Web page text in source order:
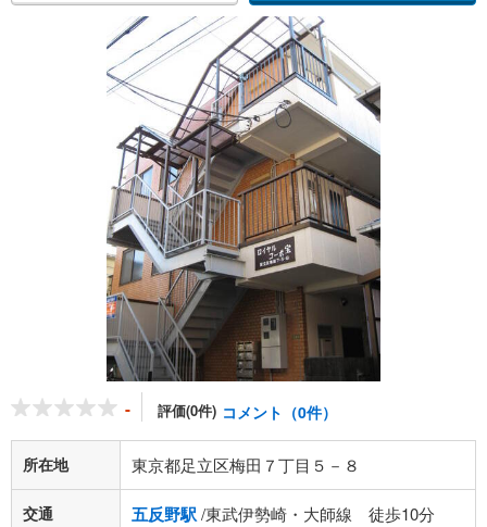
- 評価(0件) コメント（0件）
所在地 東京都足立区梅田７丁目５－８
交通 五反野駅/東武伊勢崎・大師線 徒歩10分